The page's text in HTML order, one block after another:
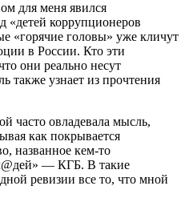
для меня явился
«детей коррупционеров
«горячие головы» уже кличут
в России. Кто эти
они реально несут
также узнает из прочтения
часто овладевала мысль,
как покрывается
названное кем-то
— КГБ. В такие
ревизии все то, что мной